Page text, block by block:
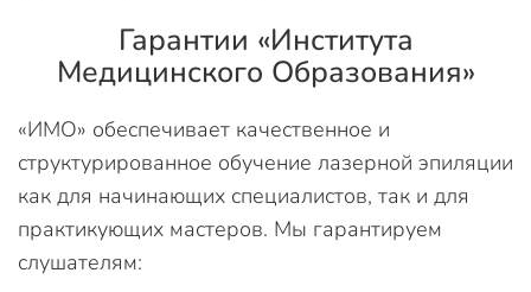
Гарантии «Института
Медицинского Образования»
«ИМО» обеспечивает качественное и
структурированное обучение лазерной эпиляции
как для начинающих специалистов, так и для
практикующих мастеров. Мы гарантируем
слушателям: